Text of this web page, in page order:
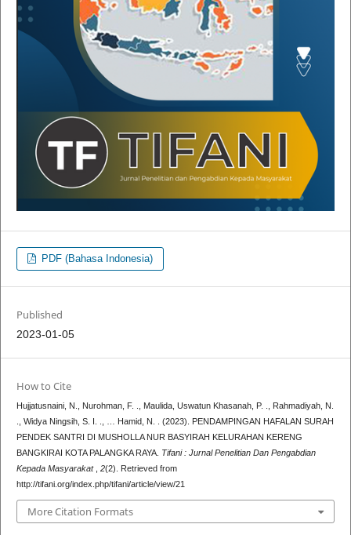
PDF (Bahasa Indonesia)
Published
2023-01-05
How to Cite
Hujjatusnaini, N., Nurohman, F. ., Maulida, Uswatun Khasanah, P. ., Rahmadiyah, N.
., Widya Ningsih, S. I. ., … Hamid, N. . (2023). PENDAMPINGAN HAFALAN SURAH
PENDEK SANTRI DI MUSHOLLA NUR BASYIRAH KELURAHAN KERENG
BANGKIRAI KOTA PALANGKA RAYA. Tifani : Jurnal Penelitian Dan Pengabdian
Kepada Masyarakat
2(2). Retrieved from
http://tifani.org/index.php/tifani/article/view/21
More Citation Formats